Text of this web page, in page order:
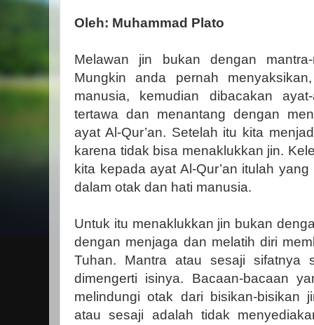
Oleh: Muhammad Plato
Melawan jin bukan dengan
Mungkin anda pernah
manusia, kemudian dibacakan
tertawa dan menantang dengan
ayat Al-Qur’an. Setelah itu kita
karena tidak bisa menaklukkan jin.
kita kepada ayat Al-Qur’an itulah
dalam otak dan hati manusia.
Untuk itu menaklukkan jin bukan
dengan menjaga dan melatih diri
Tuhan. Mantra atau sesaji sifatnya
dimengerti isinya. Bacaan-bacaan
melindungi otak dari bisikan-bisikan
atau sesaji adalah tidak